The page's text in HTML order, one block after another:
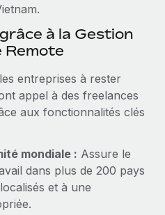
informatiques
et en toute
de l'IA, a développé
Remote
des infrastructures open
est...
: du local à
sans changer de
à la Gestion
Remote
entreprises à rester
appel à des freelances
aux fonctionnalités clés
mondiale : Assure le
dans plus de 200 pays
et à une